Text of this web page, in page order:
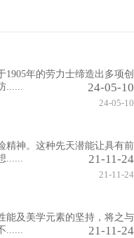
1905年的劳力士缔造出多项创
......
24-05-10
24-05-10
精神。这种先天潜能让具有前
......
21-11-24
21-11-24
能及美学元素的坚持，将之与
......
21-11-24